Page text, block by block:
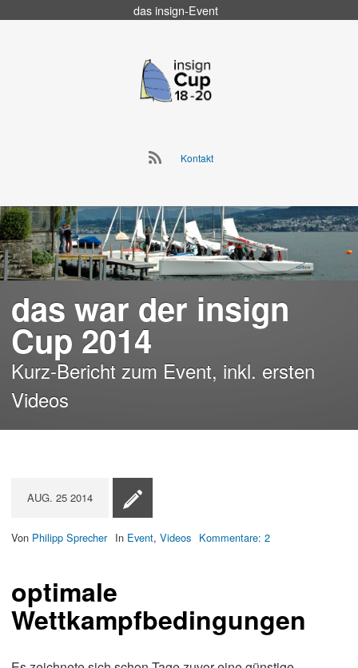
dasinsign-Event
navigation
Kontakt
content
das war der insign
Cup 2014
Kurz-Bericht zum Event, inkl. ersten
Videos
AUG. 25 2014
Von Philipp Sprecher In Event, Videos Kommentare: 2
optimale
Wettkampfbedingungen